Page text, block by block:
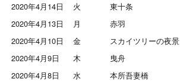
2020年4月14日
火 東十条
2020年4月13日
月 赤羽
2020年4月10日
金 スカイツリーの夜景
2020年4月9日
木 曳舟
2020年4月8日
水 本所吾妻橋